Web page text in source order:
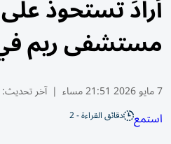
مستشفى ريم
7 مايو 2026 21:51 مساء | آخر تحديث:
استمع دقائق القراءة - 2